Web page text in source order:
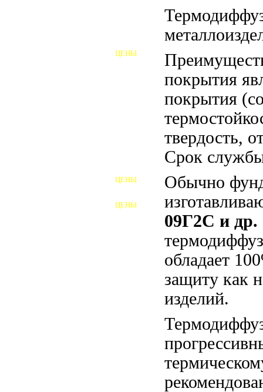
покрытия
покрытия
твердость,
Срок
Обычно
09Г2С и др.
обладает
защиту как
изделий.
ЦЕНЫ
ЦЕНЫ
ЦЕНЫ